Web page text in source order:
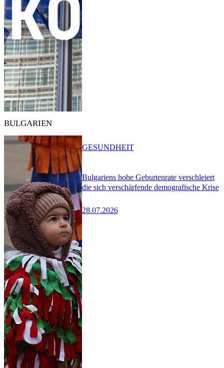
BULGARIEN
Bulgariens hohe Geburtenrate verschleiert
die sich verschärfende demografische Krise
28.07.2026
GESUNDHEIT